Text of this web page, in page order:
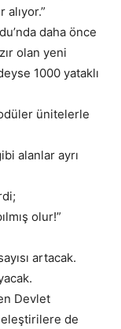
alıyor.”
daha önce
olan yeni
1000 yataklı
ünitelerle
alanlar ayrı
olur!”
artacak.
Devlet
eleştirilere de